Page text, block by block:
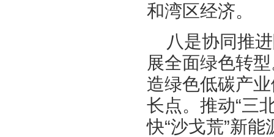
和湾区经济。
八是协同推
展全面绿色转
造绿色低碳产
长点。推动“三
快“沙戈荒”新